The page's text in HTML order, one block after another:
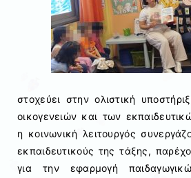
στοχεύει στην ολιστική
οικογενειών και των
η κοινωνική λειτουργός
εκπαιδευτικούς της τάξης,
για την εφαρμογή